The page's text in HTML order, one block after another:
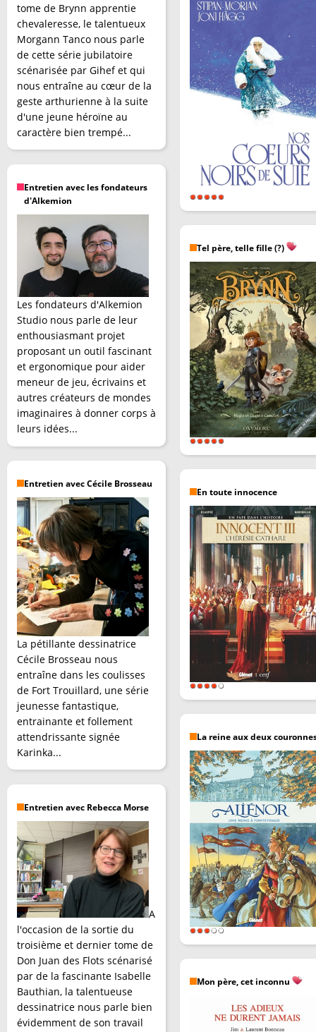
tome de Brynn apprentie
chevaleresse, le talentueux
Morgann Tanco nous parle
de cette série jubilatoire
scénarisée par Gihef et qui
nous entraîne au cœur de la
geste arthurienne à la suite
d'une jeune héroïne au
caractère bien trempé...
Entretien avec les fondateurs
d'Alkemion
Les fondateurs d'Alkemion
Studio nous parle de leur
enthousiasmant projet
proposant un outil fascinant
et ergonomique pour aider
meneur de jeu, écrivains et
autres créateurs de mondes
imaginaires à donner corps à
leurs idées...
Entretien avec Cécile Brosseau
La pétillante dessinatrice
Cécile Brosseau nous
entraîne dans les coulisses
de Fort Trouillard, une série
jeunesse fantastique,
entrainante et follement
attendrissante signée
Karinka...
Entretien avec Rebecca Morse
A
l'occasion de la sortie du
troisième et dernier tome de
Don Juan des Flots scénarisé
par de la fascinante Isabelle
Bauthian, la talentueuse
dessinatrice nous parle bien
évidemment de son travail
Tel père, telle fille (?)
En toute innocence
La reine aux deux
Mon père, cet inconnu